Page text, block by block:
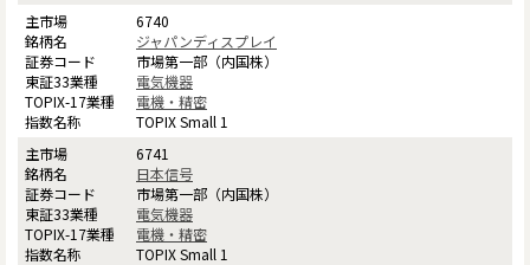
6740
ジャパンディスプレイ
市場第一部（内国株）
電気機器
電機・精密
TOPIX Small 1
6741
日本信号
市場第一部（内国株）
電気機器
電機・精密
TOPIX Small 1